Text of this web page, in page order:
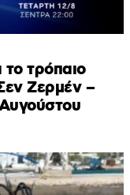
τρόπαιο
Ζερμέν –